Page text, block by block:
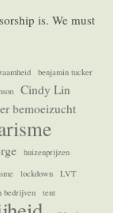
is. We must
benjamin tucker
Cindy Lin
bemoeizucht
huizenprijzen
lockdown
LVT
bedrijven
tent